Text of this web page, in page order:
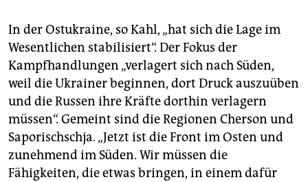
In der Ostukraine, so Kahl, „hat sich die Lage im
Wesentlichen stabilisiert“. Der Fokus der
Kampfhandlungen „verlagert sich nach Süden,
weil die Ukrainer beginnen, dort Druck auszuüben
und die Russen ihre Kräfte dorthin verlagern
müssen“. Gemeint sind die Regionen Cherson und
Saporischschja. „Jetzt ist die Front im Osten und
zunehmend im Süden. Wir müssen die
Fähigkeiten, die etwas bringen, in einem dafür